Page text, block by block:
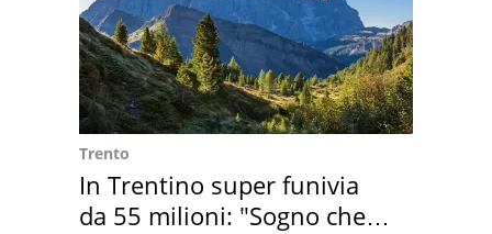
Trento
In Trentino super funivia
da 55 milioni: "Sogno che si